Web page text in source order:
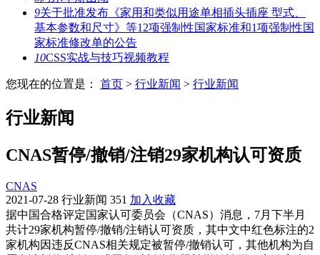
9关于批准发布《家用和类似用途单相插头插座 型式、
基本参数和尺寸》等12项强制性国家标准和1项强制性国
家标准修改单的公告
10CSS实战与技巧视频教程
您现在的位置是： 首页 > 行业新闻 > 行业新闻
行业新闻
CNAS暂停/撤销/注销29家机构认可资质
CNAS
2021-07-28 行业新闻 351 加入收藏
据中国合格评定国家认可委员会（CNAS）消息，7月下半月
共计29家机构暂停/撤销/注销认可资质，其中文中红色标注的2
家机构因违反CNAS相关规定被暂停/撤销认可，其他机构为自